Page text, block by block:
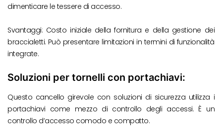
dimenticare le tessere di accesso.
Svantaggi: Costo iniziale della fornitura e della gestione dei
braccialetti. Può presentare limitazioni in termini di funzionalità
integrate.
Soluzioni per tornelli con portachiavi:
Questo cancello girevole con soluzioni di sicurezza utilizza i
portachiavi come mezzo di controllo degli accessi. È un
controllo d’accesso comodo e compatto.